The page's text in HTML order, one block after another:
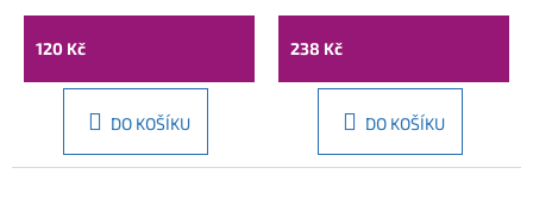
120 Kč
DO KOŠÍKU
238 Kč
DO KOŠÍKU